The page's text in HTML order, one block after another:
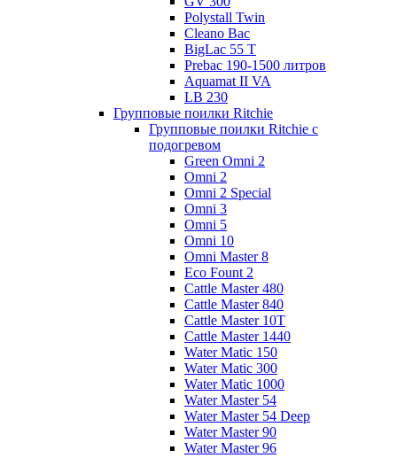
Polystall Twin
Cleano Bac
BigLac 55 T
Prebac 190-1500 литров
Aquamat II VA
LB 230
Групповые поилки Ritchie
Групповые поилки Ritchie с
подогревом
Green Omni 2
Omni 2
Omni 2 Special
Omni 3
Omni 5
Omni 10
Omni Master 8
Eco Fount 2
Cattle Master 480
Cattle Master 840
Cattle Master 10Т
Cattle Master 1440
Water Matic 150
Water Matic 300
Water Matic 1000
Water Master 54
Water Master 54 Deep
Water Master 90
Water Master 96